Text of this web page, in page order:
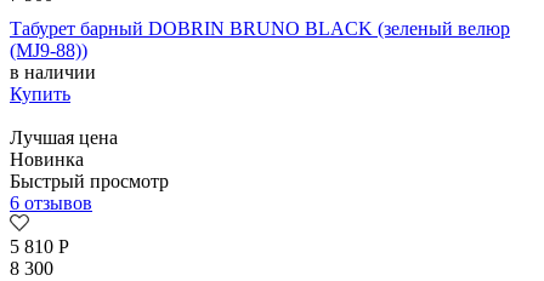
Табурет барный DOBRIN BRUNO BLACK (зеленый велюр
(MJ9-88))
в наличии
Купить
Лучшая цена
Новинка
Быстрый просмотр
6 отзывов
5 810 Р
8 300